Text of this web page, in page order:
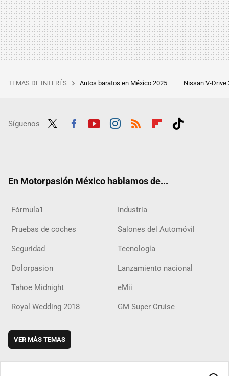
TEMAS DE INTERÉS Autos baratos en México 2025 Nissan V-Drive
Síguenos
En Motorpasión México hablamos de...
Fórmula1 Industria
Pruebas de coches Salones del Automóvil
Seguridad Tecnología
Dolorpasion Lanzamiento nacional
Tahoe Midnight eMii
Royal Wedding 2018 GM Super Cruise
VER MÁS TEMAS